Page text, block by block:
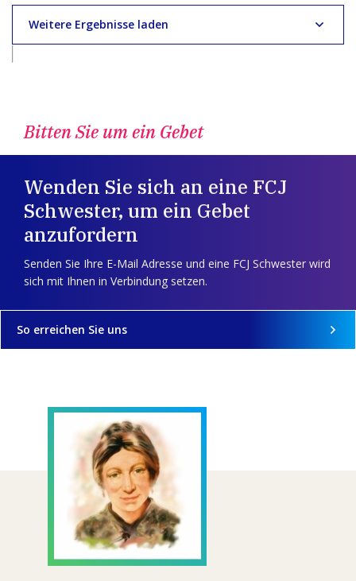
Weitere Ergebnisse laden
Bitten Sie um ein Gebet
Wenden Sie sich an eine FCJ
Schwester, um ein Gebet
anzufordern
Senden Sie Ihre E-Mail Adresse und eine FCJ Schwester wird
sich mit Ihnen in Verbindung setzen.
So erreichen Sie uns